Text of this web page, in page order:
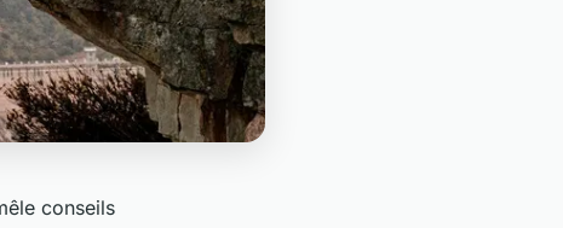
conseils